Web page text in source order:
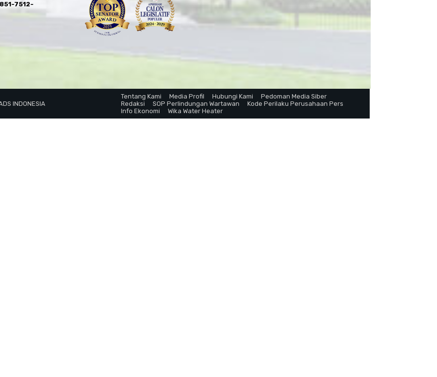
7512-
INDONESIA
Tentang Kami Media Profil Hubungi Kami
Pedoman Media Siber
Redaksi
SOP Perlindungan Wartawan
Kode Perilaku Perusahaan Pers
Info Ekonomi
Wika Water Heater